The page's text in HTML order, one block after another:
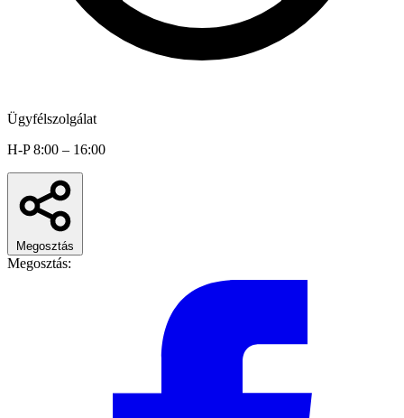
Ügyfélszolgálat
H-P 8:00 – 16:00
Megosztás
Megosztás: